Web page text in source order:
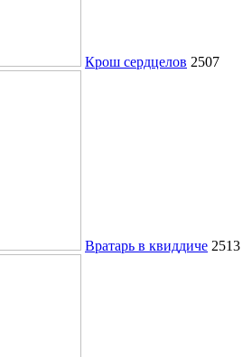
Крош сердцелов 2507
Вратарь в квиддиче 2513